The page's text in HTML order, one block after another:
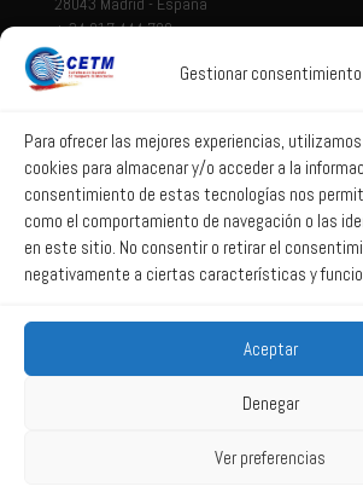
Gestionar consentimiento
Para ofrecer las mejores experiencias,
cookies para almacenar y/o acceder a la
consentimiento de estas tecnologías nos
como el comportamiento de navegación o las
en este sitio. No consentir o retirar el
negativamente a ciertas características y
Aceptar
Denegar
Ver preferencias
+ 34 917 444 700
Aviso legal
Política de privacidad
Política de Sistema Interno de Información
Política de Cookies
Correo web